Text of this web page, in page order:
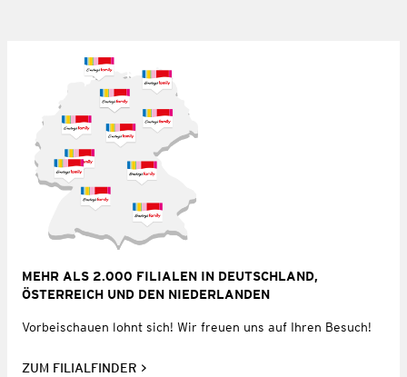
MEHR ALS 2.000 FILIALEN IN DEUTSCHLAND,
ÖSTERREICH UND DEN NIEDERLANDEN
Vorbeischauen lohnt sich! Wir freuen uns auf Ihren Besuch!
ZUM FILIALFINDER